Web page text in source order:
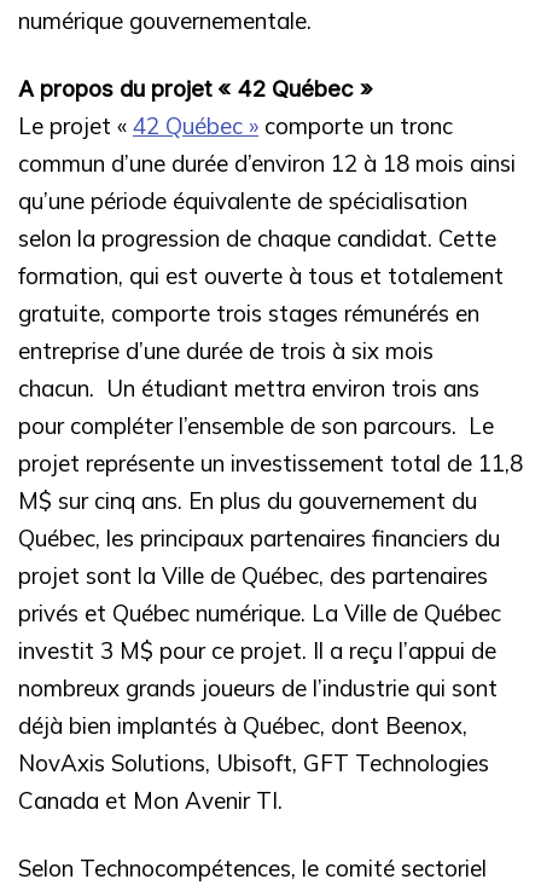
numérique gouvernementale.
A propos du projet « 42 Québec »
Le projet « 42 Québec » comporte un tronc
commun d’une durée d’environ 12 à 18 mois ainsi
qu’une période équivalente de spécialisation
selon la progression de chaque candidat. Cette
formation, qui est ouverte à tous et totalement
gratuite, comporte trois stages rémunérés en
entreprise d’une durée de trois à six mois
chacun. Un étudiant mettra environ trois ans
pour compléter l’ensemble de son parcours. Le
projet représente un investissement total de 11,8
M$ sur cinq ans. En plus du gouvernement du
Québec, les principaux partenaires financiers du
projet sont la Ville de Québec, des partenaires
privés et Québec numérique. La Ville de Québec
investit 3 M$ pour ce projet. Il a reçu l’appui de
nombreux grands joueurs de l’industrie qui sont
déjà bien implantés à Québec, dont Beenox,
NovAxis Solutions, Ubisoft, GFT Technologies
Canada et Mon Avenir TI.
Selon Technocompétences, le comité sectoriel